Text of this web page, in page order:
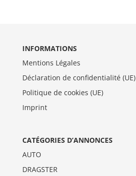
INFORMATIONS
Mentions Légales
Déclaration de confidentialité (UE)
Politique de cookies (UE)
Imprint
CATÉGORIES D’ANNONCES
AUTO
DRAGSTER